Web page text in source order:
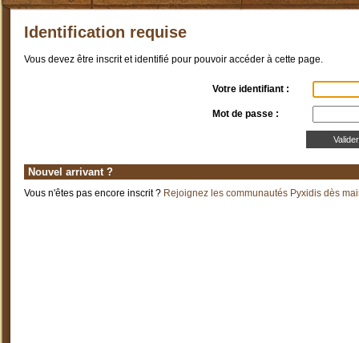
Identification requise
Vous devez être inscrit et identifié pour pouvoir accéder à cette page.
Votre identifiant :
Mot de passe :
Nouvel arrivant ?
Vous n'êtes pas encore inscrit ? Rejoignez les communautés Pyxidis dès